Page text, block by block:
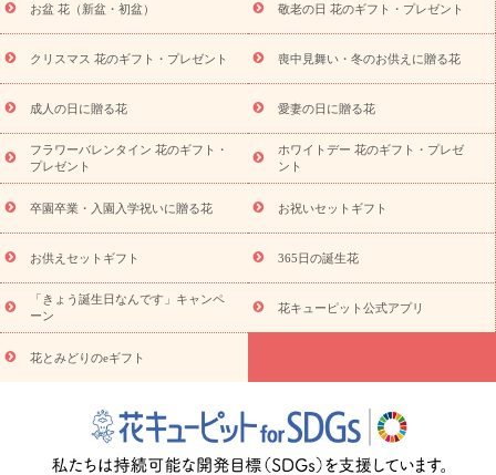
ワー
ペットのお供えフラワー お盆（新盆・初盆）
その他
お祝い返し
お見舞い お取り寄せギフト ビジネス用
ご自宅
用
観葉植物 ミディ胡蝶蘭 プリザーブドフラワー
スタイル
から探す
え・お悔やみ
胡蝶蘭・花鉢
ミディ胡蝶蘭・お祝い
ミディ胡蝶蘭・お供え
世界初の青色胡蝶蘭 観葉植物
観葉植
物
産直多肉植物 プリザーブドフラワー お祝い
お供え・お
悔やみ
花とセットギフト セミオーダー
プチギフト
（hanamore -ハナモア-）
花とみどりのeギフト
トのeGfit
カラー ピンク イエローオレンジ レッド
お花の
種類
バラ ユリ トルコキキョウ 予算から探す
お祝い・3000円～ お祝い・4000円～ お祝い・5000円～
お
祝い・7000円～ お祝い・10000円～ お供え・お悔やみ
え・お悔やみ・3000円～ お供え・お悔やみ・5000円～
お供
え・お悔やみ・7000円～
注目されている記事 365日の誕生花カレンダー
いのマナー
定年退職祝いのマナー
お祝いを贈るときのマナー・
花キューピットのお祝いコラム一覧
誕生日のお花を「色
お盆 花（新盆・初盆） 敬老の日 花のギフト・プレゼント
クリスマス 花のギフト・プレゼント 喪中見舞い・冬のお供えに贈る花
成人の日に贈る花 愛妻の日に贈る花
フラワーバレンタイン 花のギフト・
プレゼント
ホワイトデー 花のギフト・プレゼ
ント
卒園卒業・入園入学祝いに贈る花 お祝いセットギフト
お供えセットギフト 365日の誕生花
「きょう誕生日なんです」キャンペ
ーン
花キューピット公式アプリ
花とみどりのeギフト